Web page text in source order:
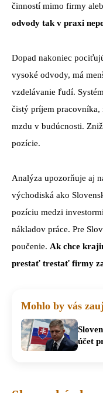
činností mimo firmy
odvody tak v praxi
Dopad nakoniec
vysoké odvody, má
vzdelávanie ľudí.
čistý príjem pracovníka,
mzdu v budúcnosti.
pozície.
Analýza upozorňuje aj
východiská ako
pozíciu medzi
nákladov práce. Pre
poučenie. Ak chce
prestať trestať firmy
Mohlo by vás
účet